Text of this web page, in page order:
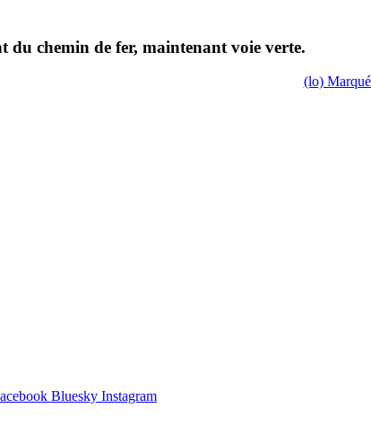
du chemin de fer, maintenant voie verte.
(lo)